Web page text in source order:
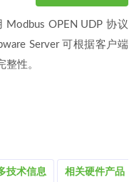
Modbus OPEN UDP 协议
Server 可根据客户端
性。
技术信息 相关硬件产品